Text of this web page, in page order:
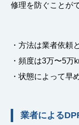
修理を防ぐことが
・方法は業者依頼
・頻度は3万〜5万
・状態によって早
業者による